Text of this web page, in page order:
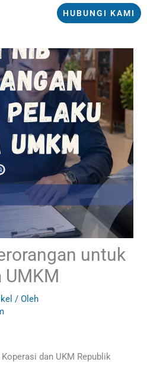
HUBUNGI KAMI
untuk
UMKM
/ Oleh
dan UKM Republik